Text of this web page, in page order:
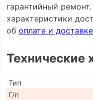
гарантийный
характеристики
об оплате и доставке
Технические
Тип
Г/п